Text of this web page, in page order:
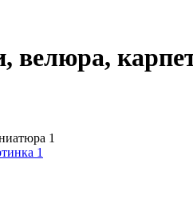
велюра,